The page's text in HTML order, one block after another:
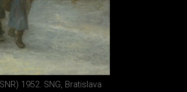
1952. SNG, Bratislava